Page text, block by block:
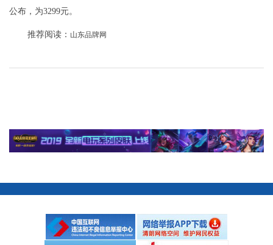
公布，为3299元。
推荐阅读： 山东品牌网